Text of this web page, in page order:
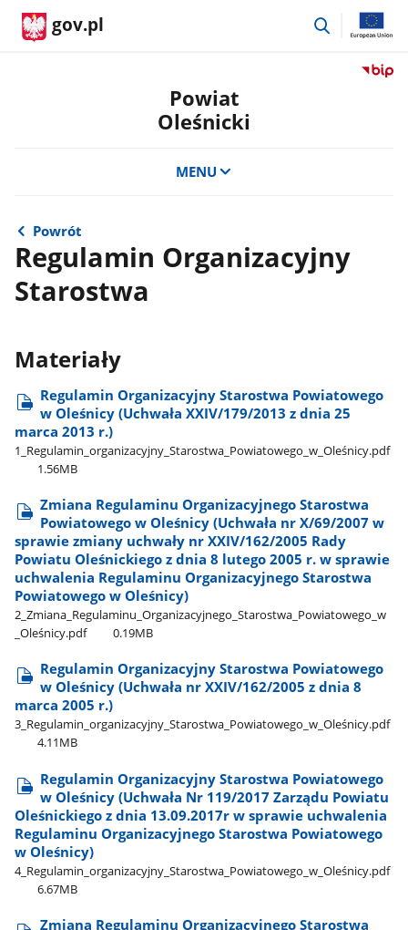
gov.pl
przejdź
Przejdź
Powiat
Oleśnicki
MENU
Powrót
Regulamin Organizacyjny
Starostwa
Materiały
Regulamin Organizacyjny Starostwa Powiatowego
w Oleśnicy (Uchwała XXIV/179/2013 z dnia 25
marca 2013 r.)
1​_Regulamin​_organizacyjny​_Starostwa​_Powiatowego​_w​_Oleśnicy.pdf
1.56MB
Zmiana Regulaminu Organizacyjnego Starostwa
Powiatowego w Oleśnicy (Uchwała nr X/69/2007 w
sprawie zmiany uchwały nr XXIV/162/2005 Rady
Powiatu Oleśnickiego z dnia 8 lutego 2005 r. w sprawie
uchwalenia Regulaminu Organizacyjnego Starostwa
Powiatowego w Oleśnicy)
2​_Zmiana​_Regulaminu​_Organizacyjnego​_Starostwa​_Powiatowego​_w​
_Oleśnicy.pdf
0.19MB
Regulamin Organizacyjny Starostwa Powiatowego
w Oleśnicy (Uchwała nr XXIV/162/2005 z dnia 8
marca 2005 r.)
3​_Regulamin​_organizacyjny​_Starostwa​_Powiatowego​_w​_Oleśnicy.pdf
4.11MB
Regulamin Organizacyjny Starostwa Powiatowego
w Oleśnicy (Uchwała Nr 119/2017 Zarządu Powiatu
Oleśnickiego z dnia 13.09.2017r w sprawie uchwalenia
Regulaminu Organizacyjnego Starostwa Powiatowego
w Oleśnicy)
4​_Regulamin​_organizacyjny​_Starostwa​_Powiatowego​_w​_Oleśnicy.pdf
6.67MB
Zmiana Regulaminu Organizacyjnego Starostwa